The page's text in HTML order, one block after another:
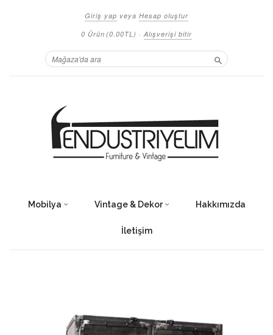
Giriş yap veya Hesap oluştur
0 Ürün (0.00TL) · Alışverişi bitir
Ara
Mobilya Vintage & Dekor Hakkımızda
İletişim